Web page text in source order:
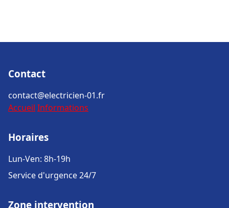
Contact
contact@electricien-01.fr
Accueil Informations
Horaires
Lun-Ven: 8h-19h
Service d'urgence 24/7
Zone intervention